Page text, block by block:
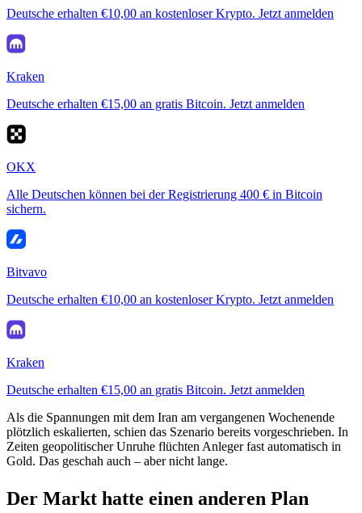
Deutsche erhalten €10,00 an kostenloser Krypto. Jetzt anmelden
Kraken
Deutsche erhalten €15,00 an gratis Bitcoin. Jetzt anmelden
OKX
Alle Deutschen können bei der Registrierung 400 € in Bitcoin
sichern.
Bitvavo
Deutsche erhalten €10,00 an kostenloser Krypto. Jetzt anmelden
Kraken
Deutsche erhalten €15,00 an gratis Bitcoin. Jetzt anmelden
Als die Spannungen mit dem Iran am vergangenen Wochenende
plötzlich eskalierten, schien das Szenario bereits vorgeschrieben. In
Zeiten geopolitischer Unruhe flüchten Anleger fast automatisch in
Gold. Das geschah auch – aber nicht lange.
Der Markt hatte einen anderen Plan